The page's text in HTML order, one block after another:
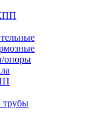
опоры
трубы